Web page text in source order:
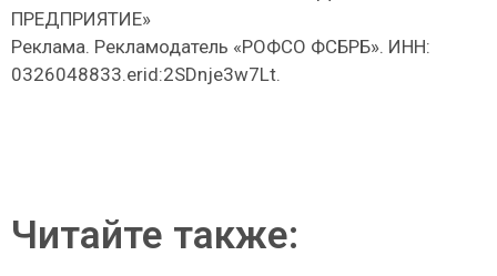
ПРЕДПРИЯТИЕ»
Реклама. Рекламодатель «РОФСО ФСБРБ». ИНН:
0326048833.erid:2SDnje3w7Lt.
Читайте также: